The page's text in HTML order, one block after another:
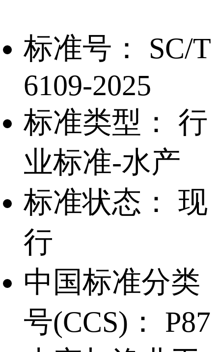
标准号：
SC/T
6109-2025
标准类型：
行
业标准-水产
标准状态：
现
行
中国标准分类
号(CCS)：
P87